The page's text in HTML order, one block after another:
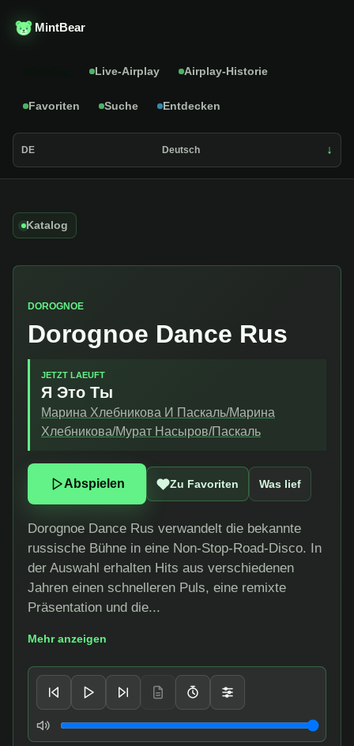
MintBear
Live-Airplay Airplay-Historie
Favoriten Suche Entdecken
DE Deutsch
Katalog
DOROGNOE
Dorognoe Dance Rus
JETZT LAEUFT
Я Это Ты
Марина Хлебникова И Паскаль/Марина
Хлебникова/Мурат Насыров/Паскаль
Abspielen Zu Favoriten Was lief
Dorognoe Dance Rus verwandelt die bekannte
russische Bühne in eine Non-Stop-Road-Disco. In
der Auswahl erhalten Hits aus verschiedenen
Jahren einen schnelleren Puls, eine remixte
Präsentation und die...
Mehr anzeigen
Player-Steuerung
Lautstaerke